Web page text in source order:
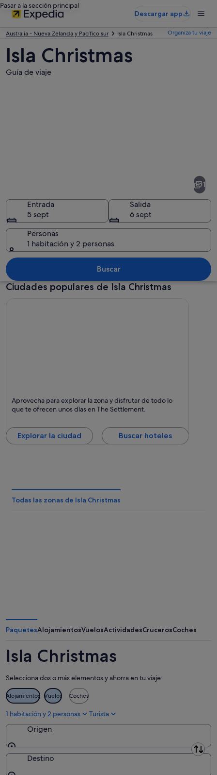
Pasar a la sección principal
Descargar app
Australia - Nueva Zelanda y Pacífico sur Isla Christmas Organiza tu viaje
Isla Christmas
Guía de viaje
Un muelle que se adentra en aguas
1
Entrada
5 sept
Salida
6 sept
Personas
1 habitación y 2 personas
Buscar
Ciudades populares de Isla Christmas
Aprovecha para explorar la zona y disfrutar de todo lo
que te ofrecen unos días en The Settlement.
Explorar la ciudad Buscar hoteles
Todas las zonas de Isla Christmas
PaquetesAlojamientosVuelosActividadesCrucerosCoches
Isla Christmas
Selecciona dos o más elementos y ahorra en tu viaje:
Alojamientos Vuelos Coches
1 habitación y 2 personas Turista
Origen
Origen
Destino